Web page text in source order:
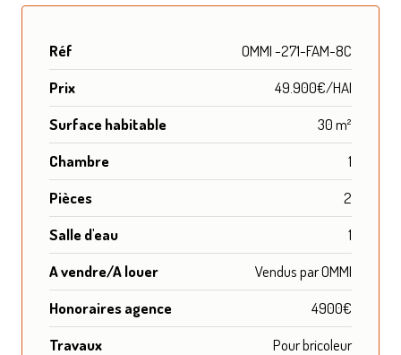
Réf
OMMI -271-FAM-8C
Prix
49.900€/HAI
Surface habitable
30 m²
Chambre
1
Pièces
2
Salle d'eau
1
A vendre/A louer
Vendus par OMMI
Honoraires agence
4900€
Travaux
Pour bricoleur